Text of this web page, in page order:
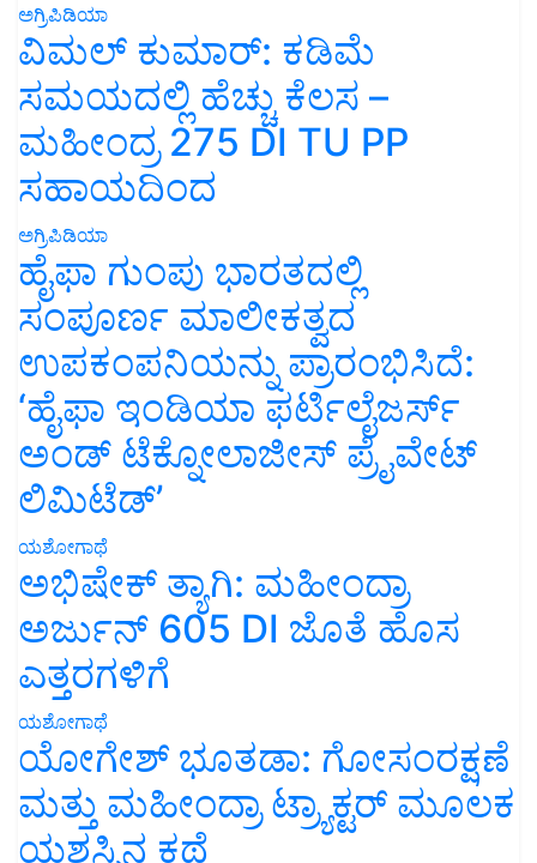
ಅಗ್ರಿಪಿಡಿಯಾ
ವಿಮಲ್ ಕುಮಾರ್: ಕಡಿಮೆ
ಸಮಯದಲ್ಲಿ ಹೆಚ್ಚು ಕೆಲಸ –
ಮಹೀಂದ್ರ 275 DI TU PP
ಸಹಾಯದಿಂದ
ಅಗ್ರಿಪಿಡಿಯಾ
ಹೈಫಾ ಗುಂಪು ಭಾರತದಲ್ಲಿ
ಸಂಪೂರ್ಣ ಮಾಲೀಕತ್ವದ
ಉಪಕಂಪನಿಯನ್ನು ಪ್ರಾರಂಭಿಸಿದೆ:
‘ಹೈಫಾ ಇಂಡಿಯಾ ಫರ್ಟಿಲೈಜರ್ಸ್
ಅಂಡ್ ಟೆಕ್ನೋಲಾಜೀಸ್ ಪ್ರೈವೇಟ್
ಲಿಮಿಟೆಡ್’
ಯಶೋಗಾಥೆ
ಅಭಿಷೇಕ್ ತ್ಯಾಗಿ: ಮಹೀಂದ್ರಾ
ಅರ್ಜುನ್ 605 DI ಜೊತೆ ಹೊಸ
ಎತ್ತರಗಳಿಗೆ
ಯಶೋಗಾಥೆ
ಯೋಗೇಶ್ ಭೂತಡಾ: ಗೋಸಂರಕ್ಷಣೆ
ಮತ್ತು ಮಹೀಂದ್ರಾ ಟ್ರ್ಯಾಕ್ಟರ್ ಮೂಲಕ
ಯಶಸ್ಸಿನ ಕಥೆ